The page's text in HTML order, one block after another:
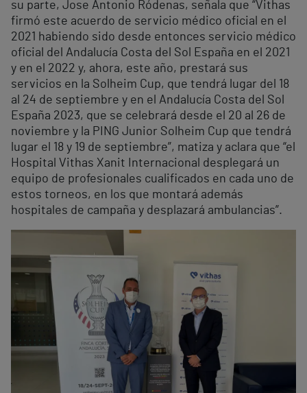
su parte, Jose Antonio Ródenas, señala que “Vithas
firmó este acuerdo de servicio médico oficial en el
2021 habiendo sido desde entonces servicio médico
oficial del Andalucía Costa del Sol España en el 2021
y en el 2022 y, ahora, este año, prestará sus
servicios en la Solheim Cup, que tendrá lugar del 18
al 24 de septiembre y en el Andalucía Costa del Sol
España 2023, que se celebrará desde el 20 al 26 de
noviembre y la PING Junior Solheim Cup que tendrá
lugar el 18 y 19 de septiembre”, matiza y aclara que “el
Hospital Vithas Xanit Internacional desplegará un
equipo de profesionales cualificados en cada uno de
estos torneos, en los que montará además
hospitales de campaña y desplazará ambulancias”.